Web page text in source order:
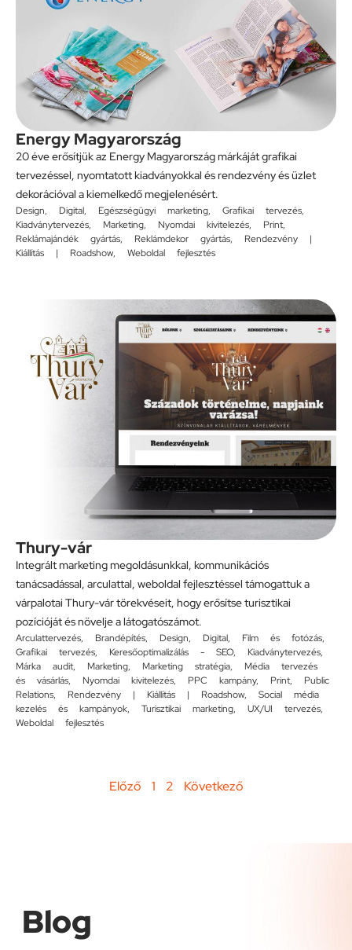
Energy Magyarország
20 éve erősítjük az Energy Magyarország márkáját grafikai
tervezéssel, nyomtatott kiadványokkal és rendezvény és üzlet
dekorációval a kiemelkedő megjelenésért.
Design, Digital, Egészségügyi marketing, Grafikai tervezés,
Kiadványtervezés, Marketing, Nyomdai kivitelezés, Print,
Reklámajándék gyártás, Reklámdekor gyártás, Rendezvény |
Kiállítás | Roadshow, Weboldal fejlesztés
Thury-vár
Integrált marketing megoldásunkkal, kommunikációs
tanácsadással, arculattal, weboldal fejlesztéssel támogattuk a
várpalotai Thury-vár törekvéseit, hogy erősítse turisztikai
pozícióját és növelje a látogatószámot.
Arculattervezés, Brandépítés, Design, Digital, Film és fotózás,
Grafikai tervezés, Keresőoptimalizálás - SEO, Kiadványtervezés,
Márka audit, Marketing, Marketing stratégia, Média tervezés
és vásárlás, Nyomdai kivitelezés, PPC kampány, Print, Public
Relations, Rendezvény | Kiállítás | Roadshow, Social média
kezelés és kampányok, Turisztikai marketing, UX/UI tervezés,
Weboldal fejlesztés
Előző 1 2 Következő
Blog